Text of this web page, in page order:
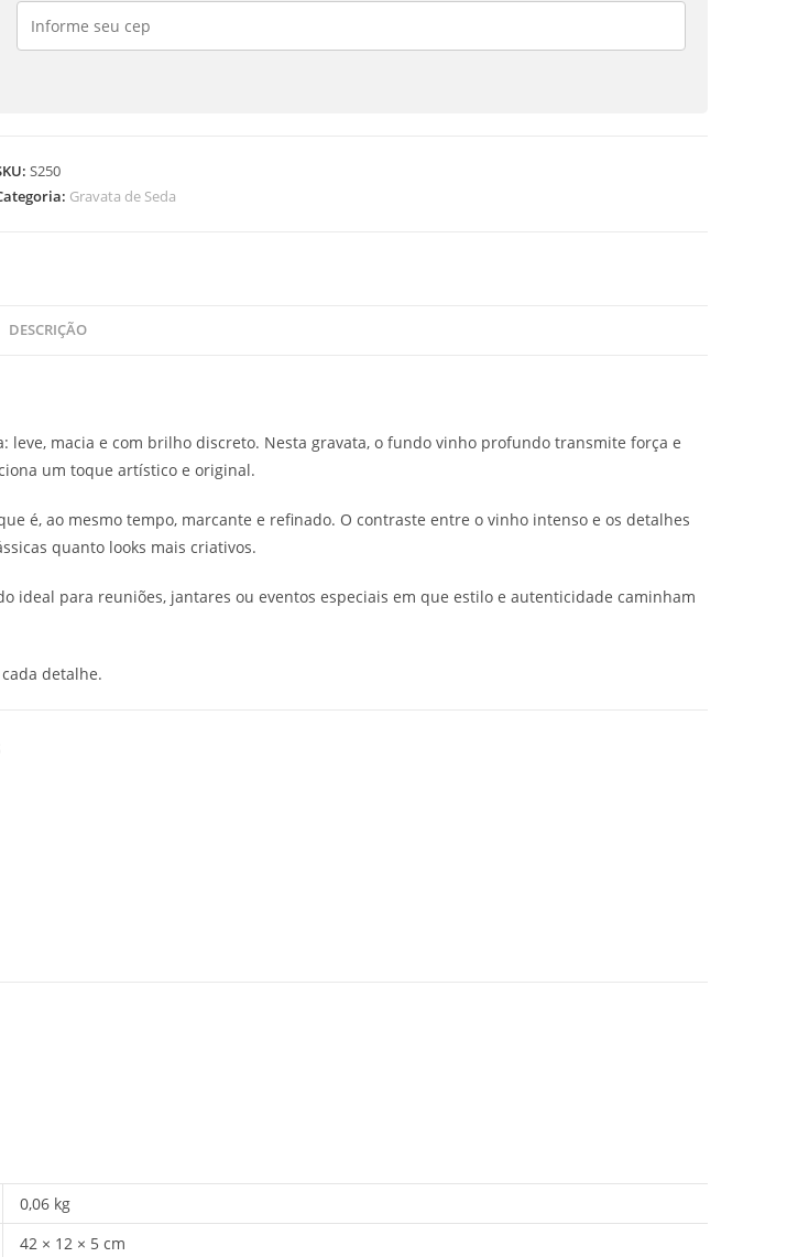
S250
Gravata de Seda
DESCRIÇÃO
macia e com brilho discreto. Nesta gravata, o fundo vinho profundo transmite força e
um toque artístico e original.
é, ao mesmo tempo, marcante e refinado. O contraste entre o vinho intenso e os detalhes
quanto looks mais criativos.
ideal para reuniões, jantares ou eventos especiais em que estilo e autenticidade caminham
detalhe.
0,06 kg
42 × 12 × 5 cm